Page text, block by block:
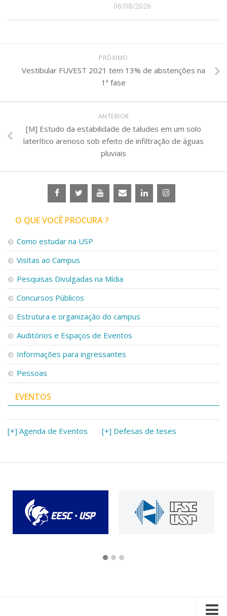
06/08/2026
PRÓXIMO
Vestibular FUVEST 2021 tem 13% de abstenções na
1ª fase
ANTERIOR
[M] Estudo da estabilidade de taludes em um solo
laterítico arenoso sob efeito de infiltração de águas
pluviais
O QUE VOCÊ PROCURA ?
Como estudar na USP
Visitas ao Campus
Pesquisas Divulgadas na Mídia
Concursos Públicos
Estrutura e organização do campus
Auditórios e Espaços de Eventos
Informações para ingressantes
Pessoas
EVENTOS
[+] Agenda de Eventos [+] Defesas de teses